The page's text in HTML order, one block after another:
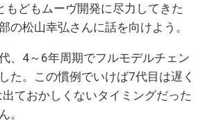
もどもムーヴ開発に尽力してきた
の松山幸弘さんに話を向けよう。
、4～6年周期でフルモデルチェン
た。この慣例でいけば7代目は遅く
ておかしくないタイミングだった
。